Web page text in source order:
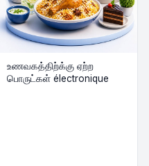
உணவகத்திற்க்கு ஏற்ற
பொருட்கள் électronique